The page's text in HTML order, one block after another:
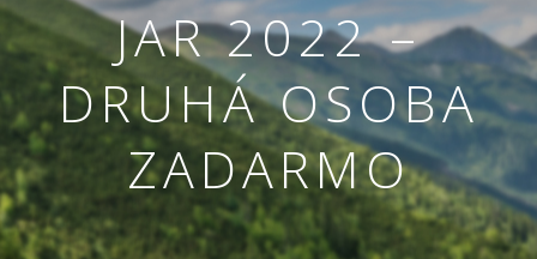
JAR 2022 –
DRUHÁ OSOBA
ZADARMO